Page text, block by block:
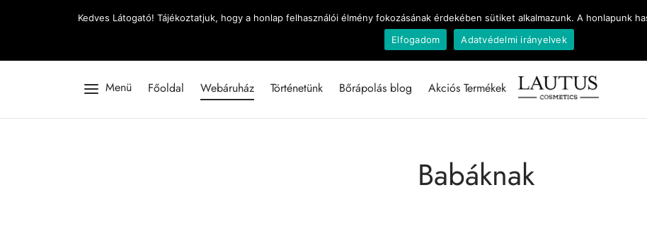
Ingyenes szállítás 16 000 Forint vásárlás felett
Menü Főoldal Webáruház Történetünk Bőrápolás blog Akciós Termékek
Babáknak
Kedves Látogató! Tájékoztatjuk, hogy a honlap felhasználói élmény fokozásának érdekében sütiket alkalmazunk. A honlapunk
Elfogadom
Adatvédelmi irányelvek